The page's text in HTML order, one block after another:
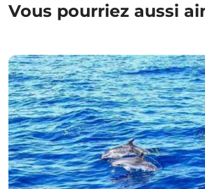
Vous pourriez aussi